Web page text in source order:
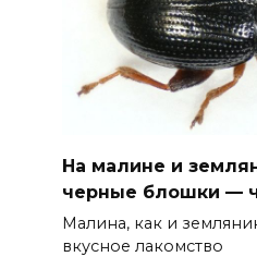
На малине и
черные блошки —
Малина, как и
вкусное лакомство